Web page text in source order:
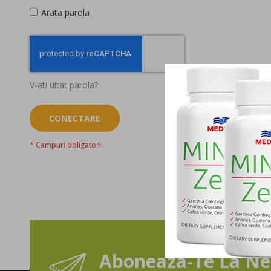
Arata parola
CONECTARE
V-ati uitat parola?
Aboneaza-Te La